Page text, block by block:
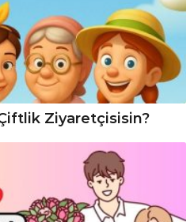
Ziyaretçisisin?